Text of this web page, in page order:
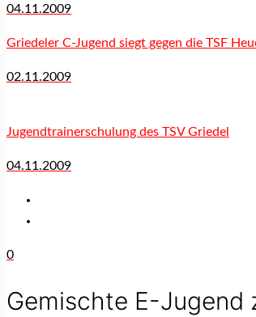
04.11.2009
Griedeler C-Jugend siegt gegen die TSF
02.11.2009
Jugendtrainerschulung des TSV Griedel
04.11.2009
0
Gemischte E-Jugend